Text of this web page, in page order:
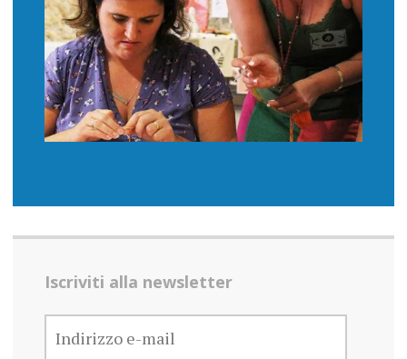
Iscriviti alla newsletter
INDIRIZZO
E-
MAIL